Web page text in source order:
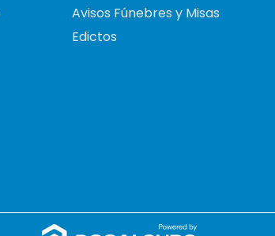
Avisos Fúnebres y Misas
Edictos